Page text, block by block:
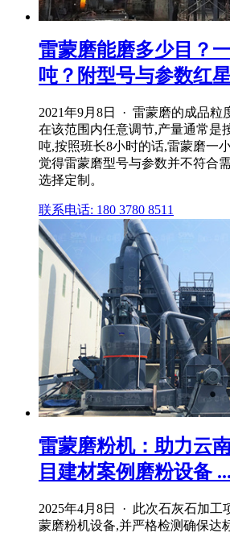
雷蒙磨能磨多少目？
吨？附型号与参数红
2021年9月8日 · 雷蒙磨的成品粒
在该范围内任意调节,产量通常是
吨,按照班长8小时的话,雷蒙磨一
觉得雷蒙磨型号与参数并不符合
选择定制。
联系电话: 180 3780 8511
雷蒙磨粉机：助力云
目建材案例磨粉设备 ...
2025年4月8日 · 此次石灰石加工
蒙磨粉机设备,并严格检测确保达